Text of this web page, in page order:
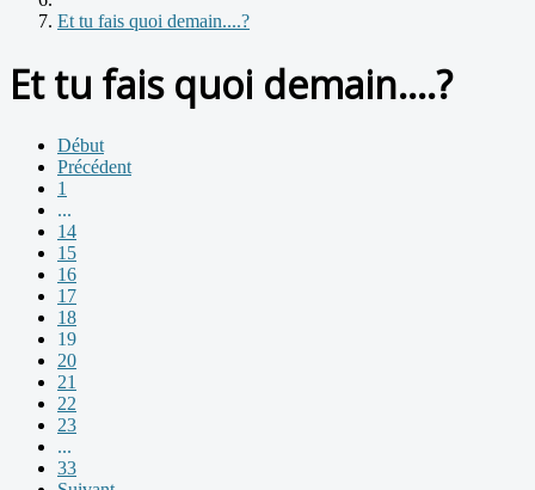
Et tu fais quoi demain....?
Et tu fais quoi demain....?
Début
Précédent
1
...
14
15
16
17
18
19
20
21
22
23
...
33